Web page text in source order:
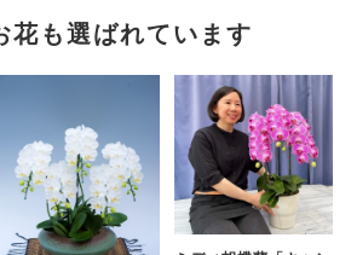
花も選ばれています